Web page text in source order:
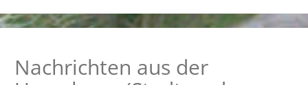
Nachrichten aus der